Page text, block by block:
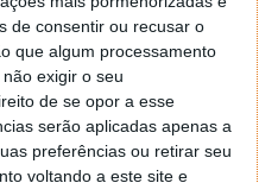
de consentir ou recusar o
que algum processamento
exigir o seu
de se opor a esse
serão aplicadas apenas a
preferências ou retirar seu
voltando a este site e
falei. Faz da seguinte maneira,
janela com o botão direito do
no separador Menu ‘Iniciar’
aí encontrarás no separador